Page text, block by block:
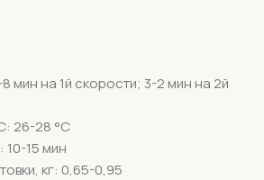
мин на 1й скорости; 3-2 мин на 2й
26-28 °С
15 мин
кг: 0,65-0,95